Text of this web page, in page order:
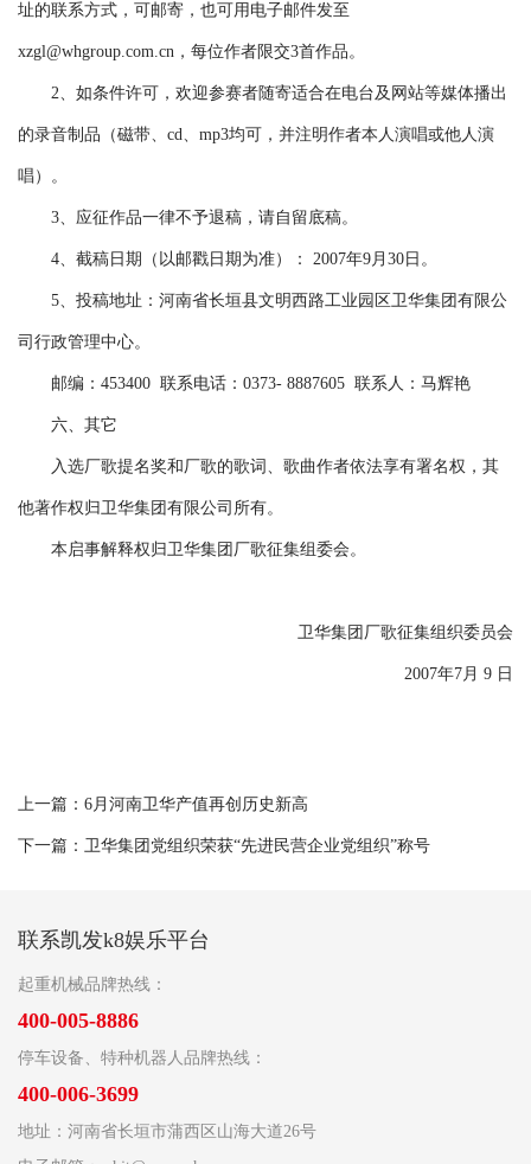
址的联系方式，可邮寄，也可用电子邮件发至
xzgl@whgroup.com.cn ，每位作者限交3首作品。
2、如条件许可，欢迎参赛者随寄适合在电台及网站等媒体播出
的录音制品（磁带、cd、mp3均可，并注明作者本人演唱或他人演
唱）。
3、应征作品一律不予退稿，请自留底稿。
4、截稿日期（以邮戳日期为准）： 2007年9月30日。
5、投稿地址：河南省长垣县文明西路工业园区卫华集团有限公
司行政管理中心。
邮编：453400 联系电话：0373- 8887605 联系人：马辉艳
六、其它
入选厂歌提名奖和厂歌的歌词、歌曲作者依法享有署名权，其
他著作权归卫华集团有限公司所有。
本启事解释权归卫华集团厂歌征集组委会。
卫华集团厂歌征集组织委员会
2007年7月 9 日
上一篇： 6月河南卫华产值再创历史新高
下一篇： 卫华集团党组织荣获“先进民营企业党组织”称号
联系凯发k8娱乐平台
起重机械品牌热线：
400-005-8886
停车设备、特种机器人品牌热线：
400-006-3699
地址：河南省长垣市蒲西区山海大道26号